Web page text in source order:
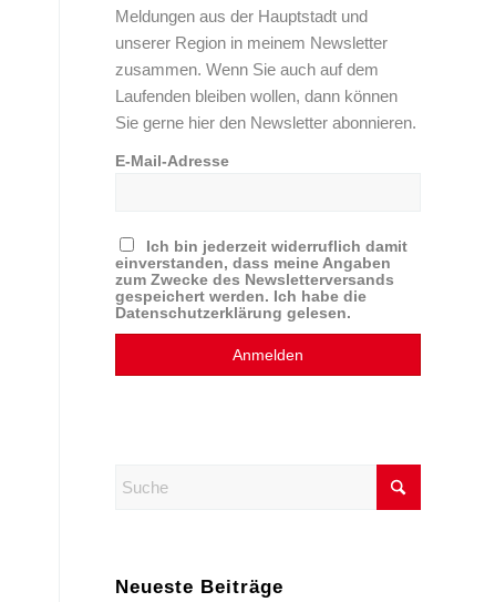
Meldungen aus der Hauptstadt und
unserer Region in meinem Newsletter
zusammen. Wenn Sie auch auf dem
Laufenden bleiben wollen, dann können
Sie gerne hier den Newsletter abonnieren.
E-Mail-Adresse
Ich bin jederzeit widerruflich damit
einverstanden, dass meine Angaben
zum Zwecke des Newsletterversands
gespeichert werden. Ich habe die
Datenschutzerklärung gelesen.
Neueste Beiträge